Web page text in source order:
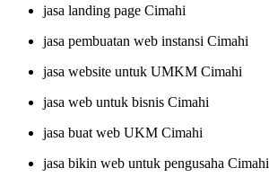
jasa landing page Cimahi
jasa pembuatan web instansi Cimahi
jasa website untuk UMKM Cimahi
jasa web untuk bisnis Cimahi
jasa buat web UKM Cimahi
jasa bikin web untuk pengusaha Cimahi